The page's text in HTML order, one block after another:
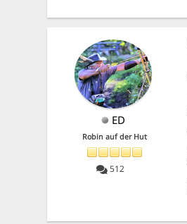
ED
Robin auf der Hut
512